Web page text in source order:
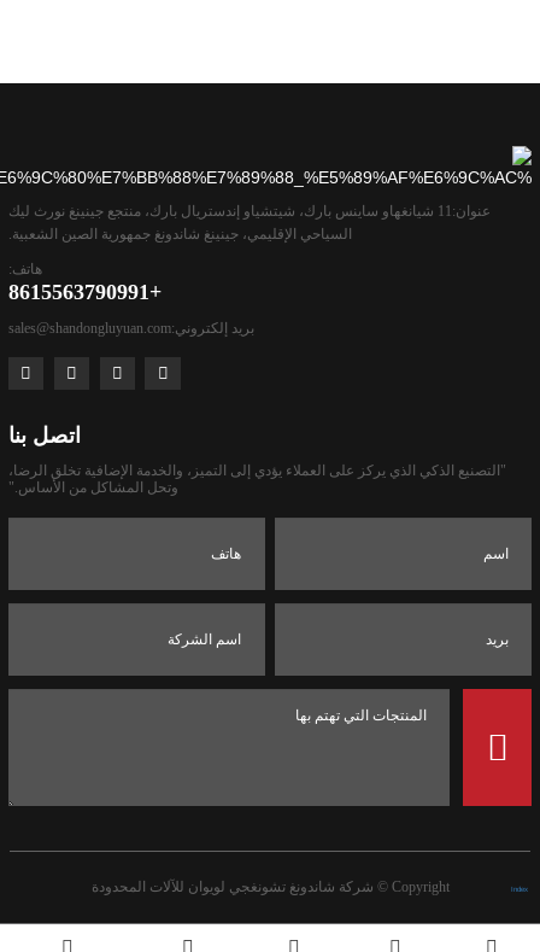
عنوان:
11 شيانغهاو ساينس بارك، شيتشياو إندستريال بارك، منتجع جينينغ نورث ليك
السياحي الإقليمي، جينينغ شاندونغ جمهورية الصين الشعبية.
هاتف:
+8615563790991
بريد إلكتروني:sales@shandongluyuan.com
اتصل بنا
"التصنيع الذكي الذي يركز على العملاء يؤدي إلى التميز، والخدمة الإضافية تخلق الرضا،
وتحل المشاكل من الأساس."
Copyright © شركة شاندونغ تشونغجي لويوان للآلات المحدودة Index